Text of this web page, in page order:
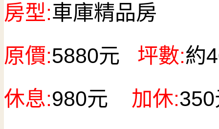
房型:車庫精品房
原價:5880元 坪數:約
休息:980元 加休:350